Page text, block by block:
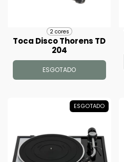
2 cores
Toca Disco Thorens TD
204
ESGOTADO
ESGOTADO